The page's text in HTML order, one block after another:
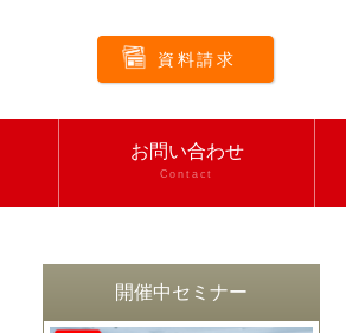
資料請求
お問い合わせ
Contact
開催中セミナー